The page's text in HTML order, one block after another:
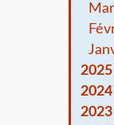
2025
2024
2023